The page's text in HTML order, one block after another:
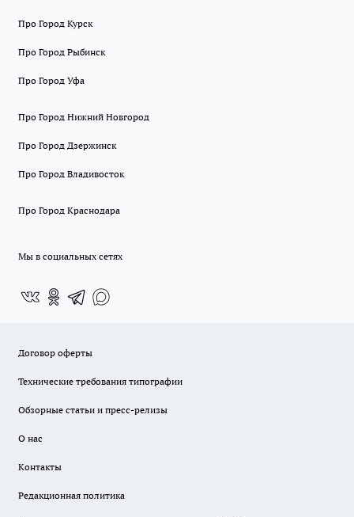
Про Город Курск
Про Город Рыбинск
Про Город Уфа
Про Город Нижний Новгород
Про Город Дзержинск
Про Город Владивосток
Про Город Краснодара
Мы в социальных сетях
Договор оферты
Технические требования типографии
Обзорные статьи и пресс-релизы
О нас
Контакты
Редакционная политика